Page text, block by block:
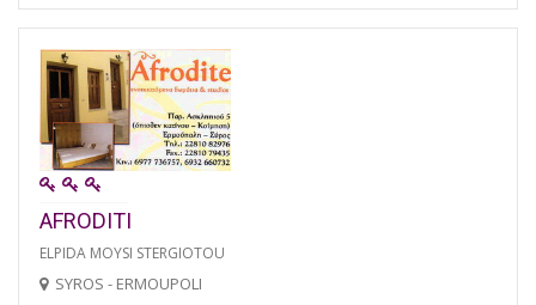
AFRODITI
ELPIDA MOYSI STERGIOTOU
SYROS - ERMOUPOLI